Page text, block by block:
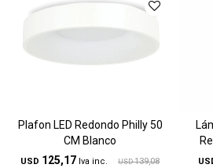
Plafon LED Redondo Philly 50
CM Blanco
USD 125,17 USD 139,08